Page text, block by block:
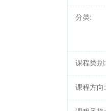
分类:
课程类别:
课程方向: